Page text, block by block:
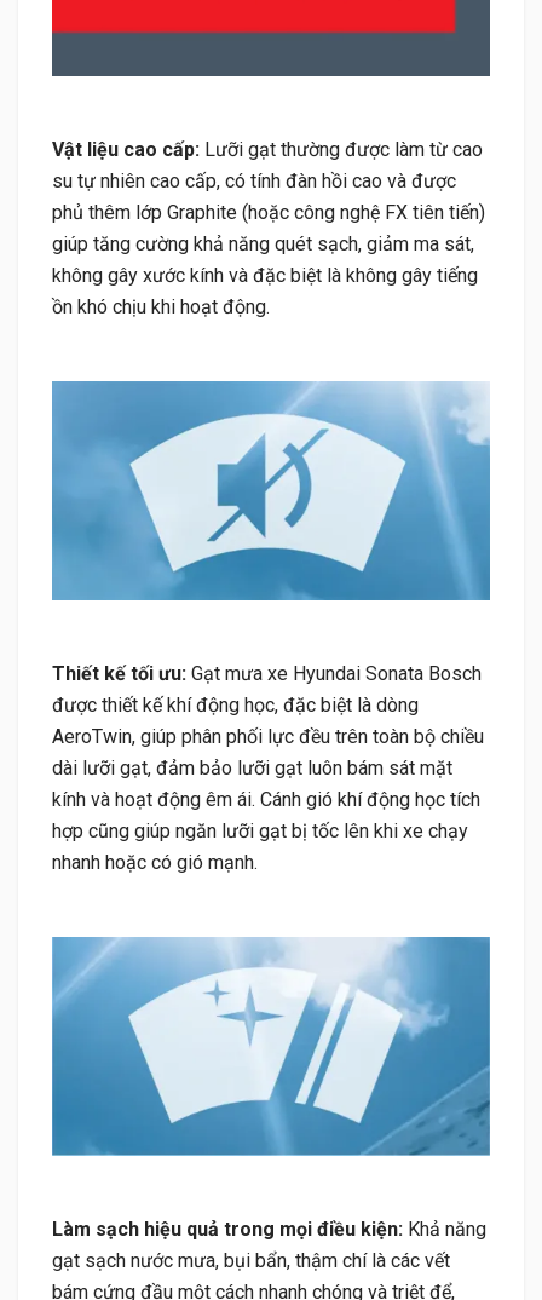
Vật liệu cao cấp: Lưỡi gạt thường được làm từ cao
su tự nhiên cao cấp, có tính đàn hồi cao và được
phủ thêm lớp Graphite (hoặc công nghệ FX tiên tiến)
giúp tăng cường khả năng quét sạch, giảm ma sát,
không gây xước kính và đặc biệt là không gây tiếng
ồn khó chịu khi hoạt động.
Thiết kế tối ưu: Gạt mưa xe Hyundai Sonata Bosch
được thiết kế khí động học, đặc biệt là dòng
AeroTwin, giúp phân phối lực đều trên toàn bộ chiều
dài lưỡi gạt, đảm bảo lưỡi gạt luôn bám sát mặt
kính và hoạt động êm ái. Cánh gió khí động học tích
hợp cũng giúp ngăn lưỡi gạt bị tốc lên khi xe chạy
nhanh hoặc có gió mạnh.
Làm sạch hiệu quả trong mọi điều kiện: Khả năng
gạt sạch nước mưa, bụi bẩn, thậm chí là các vết
bám cứng đầu một cách nhanh chóng và triệt để,